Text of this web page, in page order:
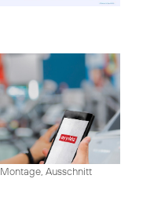
Montage, Ausschnitt